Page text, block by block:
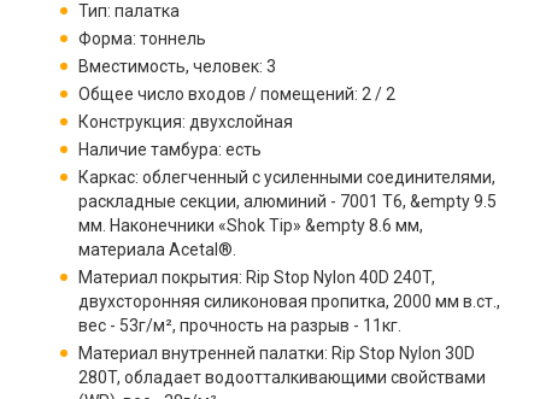
Тип: палатка
Форма: тоннель
Вместимость, человек: 3
Общее число входов / помещений: 2 / 2
Конструкция: двухслойная
Наличие тамбура: есть
Каркас: облегченный с усиленными соединителями,
раскладные секции, алюминий - 7001 T6, &empty 9.5
мм. Наконечники «Shok Tip» &empty 8.6 мм,
материала Acetal®.
Материал покрытия: Rip Stop Nylon 40D 240T,
двухсторонняя силиконовая пропитка, 2000 мм в.ст.,
вес - 53г/м², прочность на разрыв - 11кг.
Материал внутренней палатки: Rip Stop Nylon 30D
280T, обладает водоотталкивающими свойствами